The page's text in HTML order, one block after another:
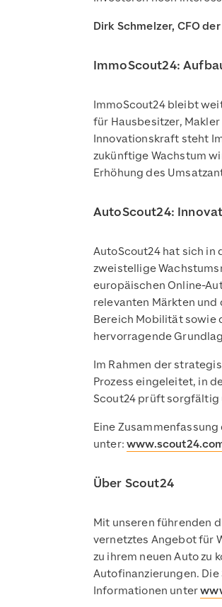
Dirk Schmelzer, CFO
ImmoScout24:
ImmoScout24 bleibt
für Hausbesitzer,
Innovationskraft steht
zukünftige Wachstum
Erhöhung des
AutoScout24:
AutoScout24 hat sich in
zweistellige
europäischen Online-
relevanten Märkten und
Bereich Mobilität sowie
hervorragende
Im Rahmen der
Prozess eingeleitet, in
Scout24 prüft sorgfältig
Eine
unter:
Über Scout24
Mit unseren führenden
vernetztes Angebot für
zu ihrem neuen Auto zu
Autofinanzierungen. Die
Informationen unter